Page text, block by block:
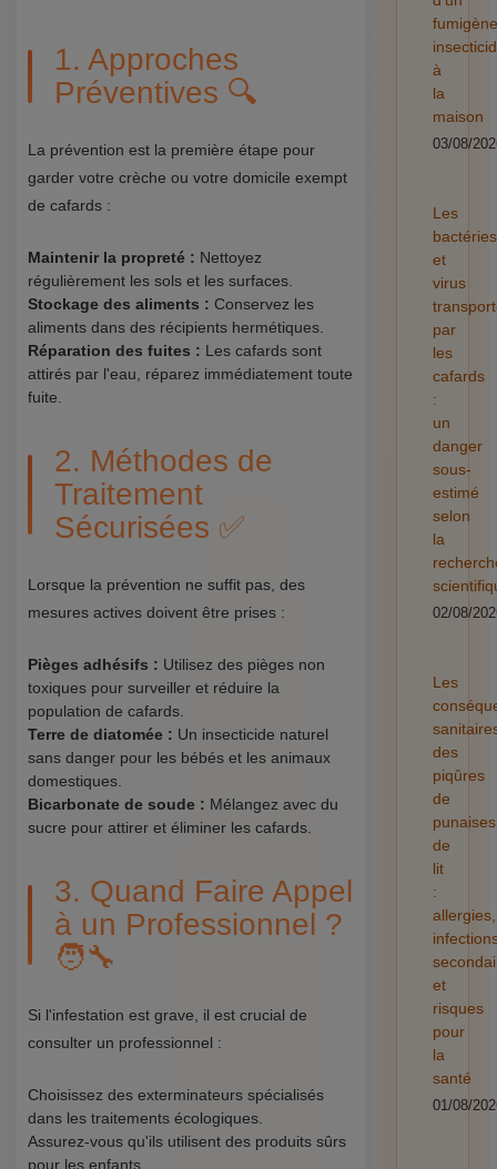
1. Approches
Préventives 🔍
La prévention est la première étape pour
garder votre crèche ou votre domicile exempt
de cafards :
Maintenir la propreté : Nettoyez
régulièrement les sols et les surfaces.
Stockage des aliments : Conservez les
aliments dans des récipients hermétiques.
Réparation des fuites : Les cafards sont
attirés par l'eau, réparez immédiatement toute
fuite.
2. Méthodes de
Traitement
Sécurisées ✅
Lorsque la prévention ne suffit pas, des
mesures actives doivent être prises :
Pièges adhésifs : Utilisez des pièges non
toxiques pour surveiller et réduire la
population de cafards.
Terre de diatomée : Un insecticide naturel
sans danger pour les bébés et les animaux
domestiques.
Bicarbonate de soude : Mélangez avec du
sucre pour attirer et éliminer les cafards.
3. Quand Faire Appel
à un Professionnel ?
🧑‍🔧
Si l'infestation est grave, il est crucial de
consulter un professionnel :
Choisissez des exterminateurs spécialisés
dans les traitements écologiques.
Assurez-vous qu'ils utilisent des produits sûrs
pour les enfants.
fumigène
à
la
maison
03/08/
Les
bactéries
et
virus
par
les
cafards
:
un
danger
sous-
estimé
selon
la
02/08/
Les
des
piqûres
de
punaises
de
lit
:
allergies,
et
risques
pour
la
santé
01/08/